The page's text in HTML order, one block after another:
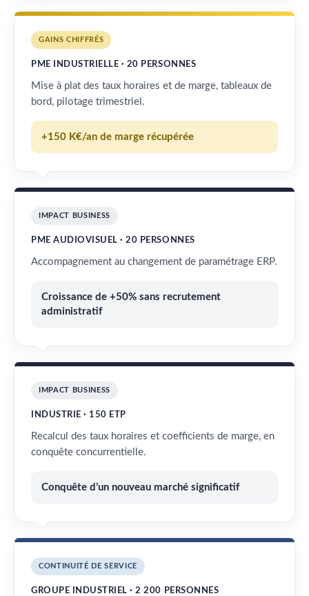
GAINS CHIFFRÉS
PME INDUSTRIELLE · 20 PERSONNES
Mise à plat des taux horaires et de marge, tableaux de
bord, pilotage trimestriel.
+150 K€/an de marge récupérée
IMPACT BUSINESS
PME AUDIOVISUEL · 20 PERSONNES
Accompagnement au changement de paramétrage ERP.
Croissance de +50% sans recrutement
administratif
IMPACT BUSINESS
INDUSTRIE · 150 ETP
Recalcul des taux horaires et coefficients de marge, en
conquête concurrentielle.
Conquête d’un nouveau marché significatif
CONTINUITÉ DE SERVICE
GROUPE INDUSTRIEL · 2 200 PERSONNES